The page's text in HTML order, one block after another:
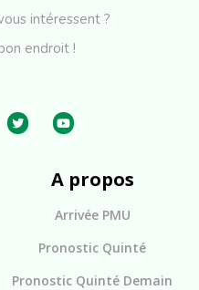
intéressent ?
endroit !
A propos
Arrivée PMU
Pronostic Quinté
Pronostic Quinté Demain